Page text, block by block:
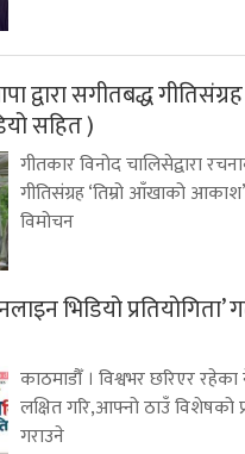
द्वारा सगीतबद्ध
सहित )
गीतकार विनोद चालिसेद्वारा
गीतिसंग्रह ‘तिम्रो आँखाको
विमोचन
भिडियो प्रतियोगिता’
काठमाडौँ । विश्वभर छरिएर
लक्षित गरि,आफ्नो ठाउँ विशेषको
गराउने